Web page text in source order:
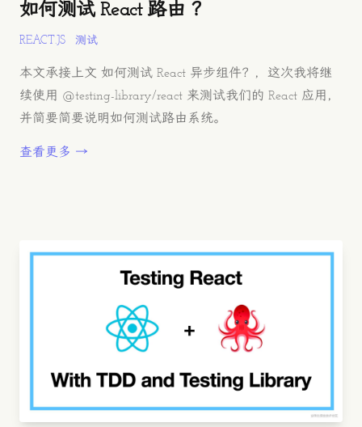
如何测试 React 路由 ？
REACT.JS 测试
本文承接上文 如何测试 React 异步组件？，这次我将继
续使用 @testing-library/react 来测试我们的 React 应用，
并简要简要说明如何测试路由系统。
查看更多 →